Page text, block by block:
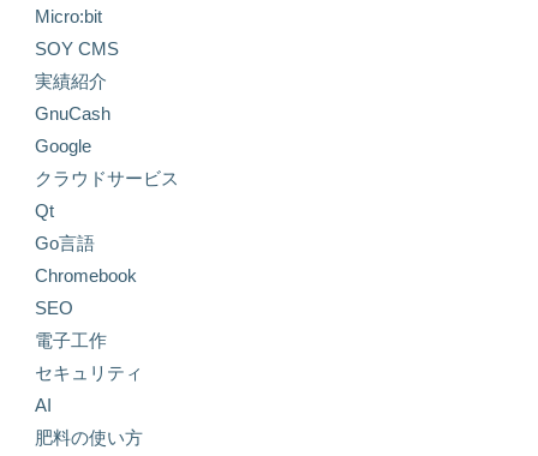
Micro:bit
SOY CMS
実績紹介
GnuCash
Google
クラウドサービス
Qt
Go言語
Chromebook
SEO
電子工作
セキュリティ
AI
肥料の使い方